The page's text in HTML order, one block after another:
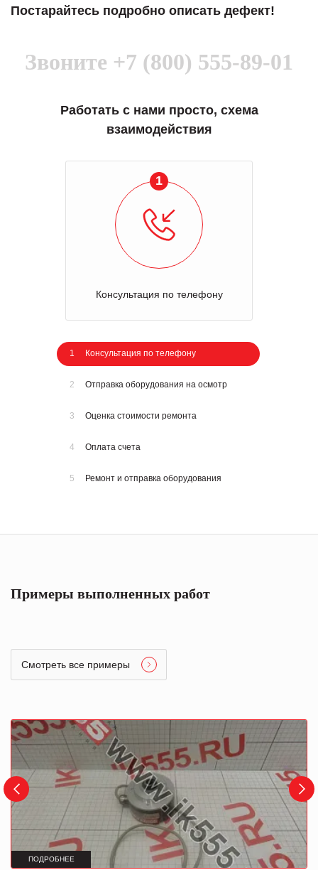
Постарайтесь подробно описать дефект!
Звоните +7 (800) 555-89-01
Работать с нами просто, схема
взаимодействия
1
Консультация по телефону
1 Консультация по телефону
2 Отправка оборудования на осмотр
3 Оценка стоимости ремонта
4 Оплата счета
5 Ремонт и отправка оборудования
Примеры выполненных работ
Смотреть все примеры
ПОДРОБНЕЕ